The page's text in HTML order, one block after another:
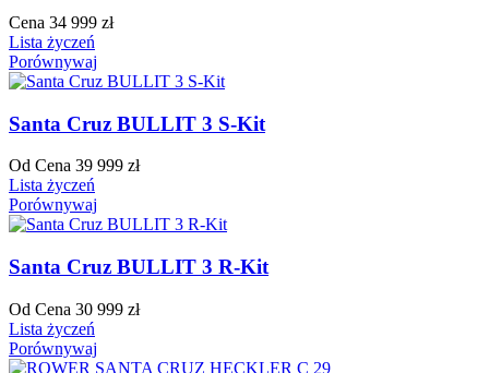
Cena 34 999 zł
Lista życzeń
Porównywaj
Santa Cruz BULLIT 3 S-Kit
Od Cena 39 999 zł
Lista życzeń
Porównywaj
Santa Cruz BULLIT 3 R-Kit
Od Cena 30 999 zł
Lista życzeń
Porównywaj